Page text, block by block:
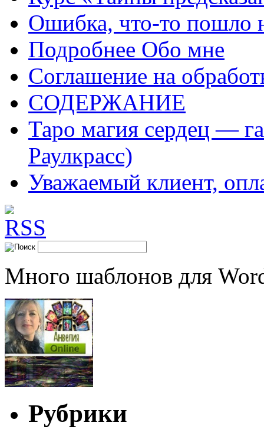
Ошибка, что-то пошло
Подробнее Обо мне
Соглашение на
СОДЕРЖАНИЕ
Таро магия сердец —
Раулкрасс)
Уважаемый клиент,
Много шаблонов для
Рубрики